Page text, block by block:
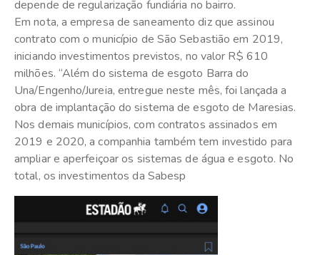
depende de regularização fundiária no bairro.
Em nota, a empresa de saneamento diz que assinou
contrato com o município de São Sebastião em 2019,
iniciando investimentos previstos, no valor R$ 610
milhões. “Além do sistema de esgoto Barra do
Una/Engenho/Jureia, entregue neste mês, foi lançada a
obra de implantação do sistema de esgoto de Maresias.
Nos demais municípios, com contratos assinados em
2019 e 2020, a companhia também tem investido para
ampliar e aperfeiçoar os sistemas de água e esgoto. No
total, os investimentos da Sabesp